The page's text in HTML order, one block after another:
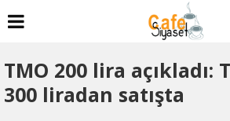
TMO 200 lira açıkladı:
300 liradan satışta